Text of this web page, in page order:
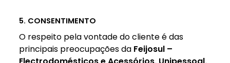
5. CONSENTIMENTO
O respeito pela vontade do cliente é das
principais preocupações da Feijosul –